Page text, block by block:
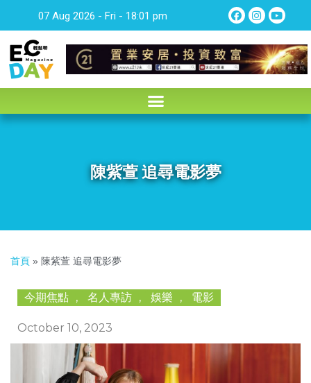
07 Aug 2026 - Fri - 18:01 pm
陳紫萱 追尋電影夢
首頁 » 陳紫萱 追尋電影夢
今期焦點 , 名人專訪 , 娛樂 , 電影
October 10, 2023